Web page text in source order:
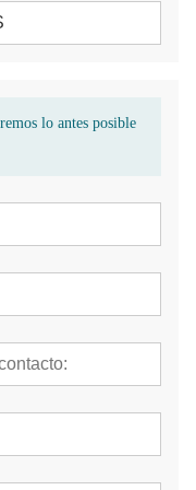
lo antes posible